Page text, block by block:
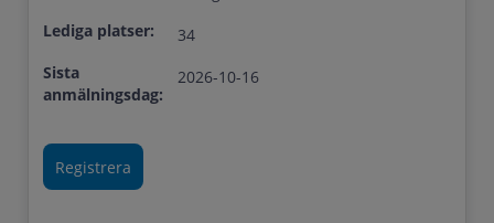
Lediga platser:
34
Sista
anmälningsdag:
2026-10-16